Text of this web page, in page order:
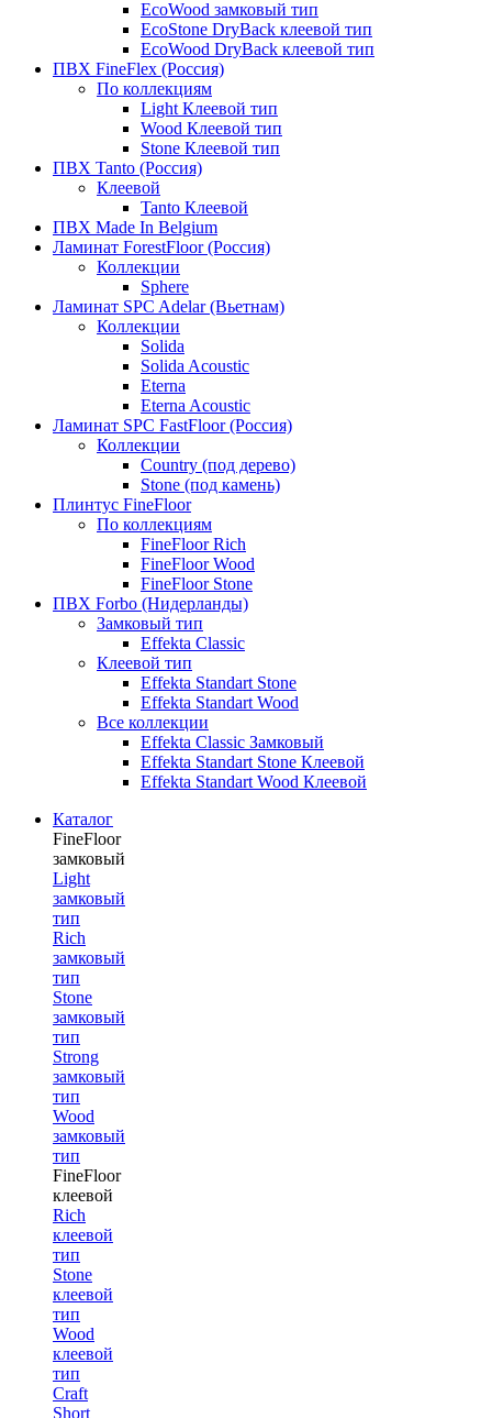
EcoWood замковый тип
EcoStone DryBack клеевой тип
EcoWood DryBack клеевой тип
ПВХ FineFlex (Россия)
По коллекциям
Light Клеевой тип
Wood Клеевой тип
Stone Клеевой тип
ПВХ Tanto (Россия)
Клеевой
Tanto Клеевой
ПВХ Made In Belgium
Ламинат ForestFloor (Россия)
Коллекции
Sphere
Ламинат SPC Adelar (Вьетнам)
Коллекции
Solida
Solida Acoustic
Eterna
Eterna Acoustic
Ламинат SPC FastFloor (Россия)
Коллекции
Country (под дерево)
Stone (под камень)
Плинтус FineFloor
По коллекциям
FineFloor Rich
FineFloor Wood
FineFloor Stone
ПВХ Forbo (Нидерланды)
Замковый тип
Effekta Classic
Клеевой тип
Effekta Standart Stone
Effekta Standart Wood
Все коллекции
Effekta Classic Замковый
Effekta Standart Stone Клеевой
Effekta Standart Wood Клеевой
Каталог
FineFloor
замковый
Light
замковый
тип
Rich
замковый
тип
Stone
замковый
тип
Strong
замковый
тип
Wood
замковый
тип
FineFloor
клеевой
Rich
клеевой
тип
Stone
клеевой
тип
Wood
клеевой
тип
Craft
Short